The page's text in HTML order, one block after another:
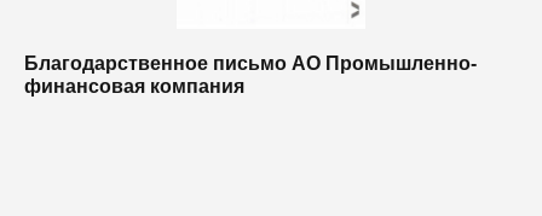
Благодарственное письмо АО Промышленно-
финансовая компания